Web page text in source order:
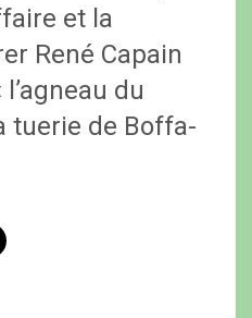
et la
René Capain
du
tuerie de Boffa-
C
l